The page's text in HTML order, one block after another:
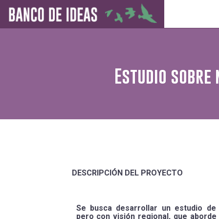
Estudio
DESCRIPCIÓN DEL PROYECTO
Se busca desarrollar un estudio
pero con visión regional, que